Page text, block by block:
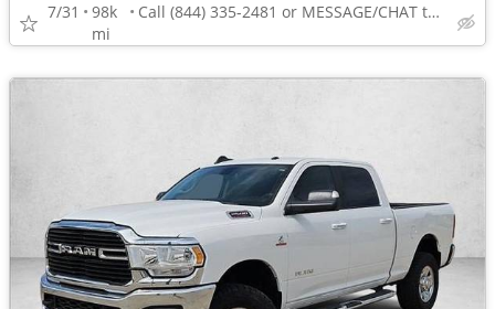
7/31
98k
mi
Call (844) 335-2481 or MESSAGE/CHAT to confirm availability